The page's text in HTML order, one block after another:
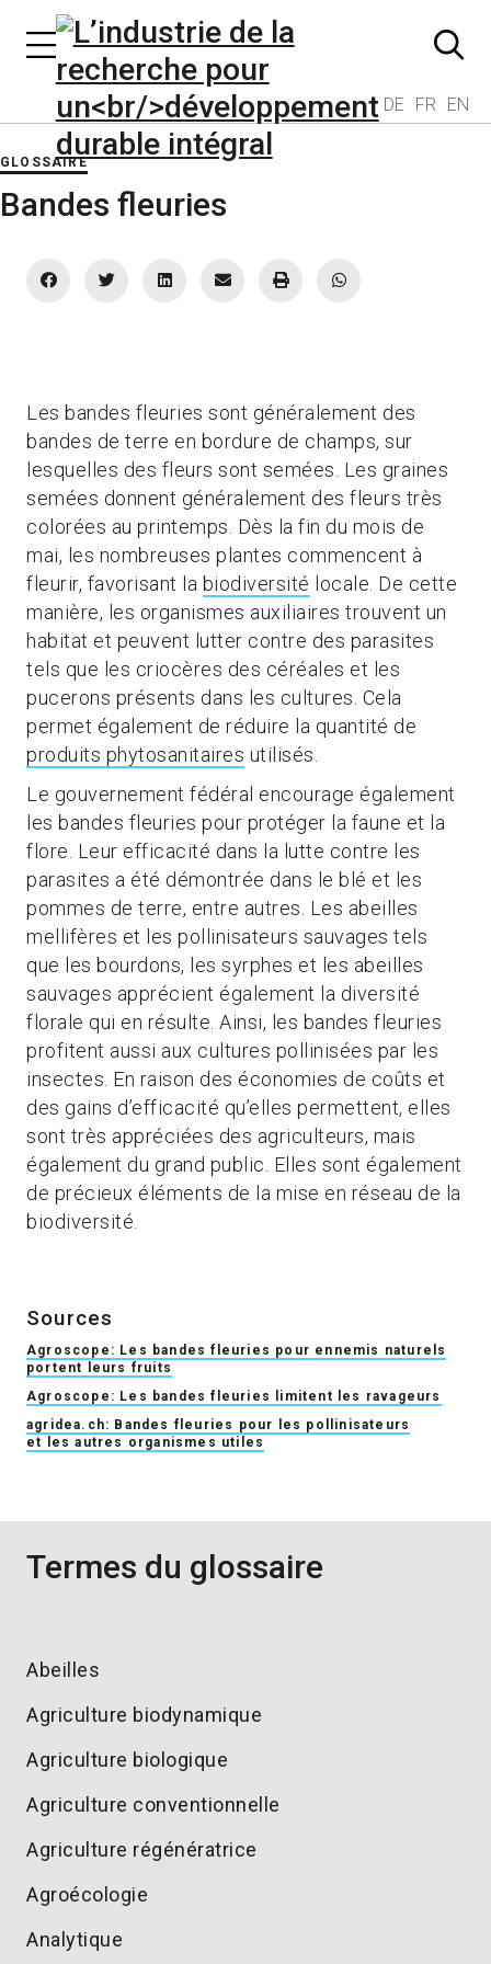
DE FR EN
GLOSSAIRE
Bandes fleuries
Les bandes fleuries sont généralement des
bandes de terre en bordure de champs, sur
lesquelles des fleurs sont semées. Les graines
semées donnent généralement des fleurs très
colorées au printemps. Dès la fin du mois de
mai, les nombreuses plantes commencent à
fleurir, favorisant la biodiversité locale. De cette
manière, les organismes auxiliaires trouvent un
habitat et peuvent lutter contre des parasites
tels que les criocères des céréales et les
pucerons présents dans les cultures. Cela
permet également de réduire la quantité de
produits phytosanitaires utilisés.
Le gouvernement fédéral encourage également
les bandes fleuries pour protéger la faune et la
flore. Leur efficacité dans la lutte contre les
parasites a été démontrée dans le blé et les
pommes de terre, entre autres. Les abeilles
mellifères et les pollinisateurs sauvages tels
que les bourdons, les syrphes et les abeilles
sauvages apprécient également la diversité
florale qui en résulte. Ainsi, les bandes fleuries
profitent aussi aux cultures pollinisées par les
insectes. En raison des économies de coûts et
des gains d’efficacité qu’elles permettent, elles
sont très appréciées des agriculteurs, mais
également du grand public. Elles sont également
de précieux éléments de la mise en réseau de la
biodiversité.
Sources
Agroscope: Les bandes fleuries pour ennemis naturels
portent leurs fruits
Agroscope: Les bandes fleuries limitent les ravageurs
agridea.ch: Bandes fleuries pour les pollinisateurs
et les autres organismes utiles
Termes du glossaire
Abeilles
Agriculture biodynamique
Agriculture biologique
Agriculture conventionnelle
Agriculture régénératrice
Agroécologie
Analytique